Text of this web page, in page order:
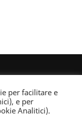
per facilitare e
e per
Analitici).